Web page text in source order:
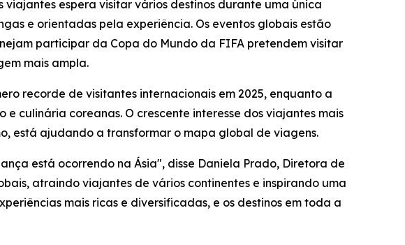
espera visitar vários destinos durante uma única
e orientadas pela experiência. Os eventos globais estão
participar da Copa do Mundo da FIFA pretendem visitar
mais ampla.
recorde de visitantes internacionais em 2025, enquanto a
culinária coreanas. O crescente interesse dos viajantes mais
está ajudando a transformar o mapa global de viagens.
está ocorrendo na Ásia", disse Daniela Prado, Diretora de
atraindo viajantes de vários continentes e inspirando uma
mais ricas e diversificadas, e os destinos em toda a